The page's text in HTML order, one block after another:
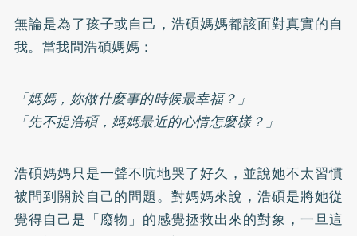
無論是為了孩子或自己，浩碩媽媽都該面對真實的自
我。當我問浩碩媽媽：
「媽媽，妳做什麼事的時候最幸福？」
「先不提浩碩，媽媽最近的心情怎麼樣？」
浩碩媽媽只是一聲不吭地哭了好久，並說她不太習慣
被問到關於自己的問題。對媽媽來說，浩碩是將她從
覺得自己是「廢物」的感覺拯救出來的對象，一旦這